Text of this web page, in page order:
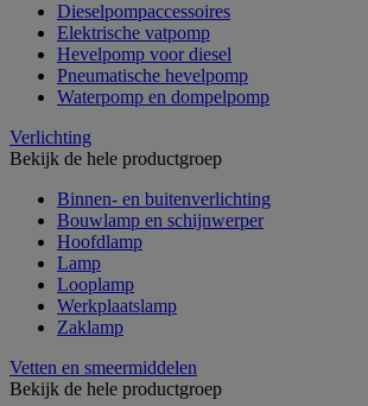
Dieselpompaccessoires
Elektrische vatpomp
Hevelpomp voor diesel
Pneumatische hevelpomp
Waterpomp en dompelpomp
Verlichting
Bekijk de hele productgroep
Binnen- en buitenverlichting
Bouwlamp en schijnwerper
Hoofdlamp
Lamp
Looplamp
Werkplaatslamp
Zaklamp
Vetten en smeermiddelen
Bekijk de hele productgroep